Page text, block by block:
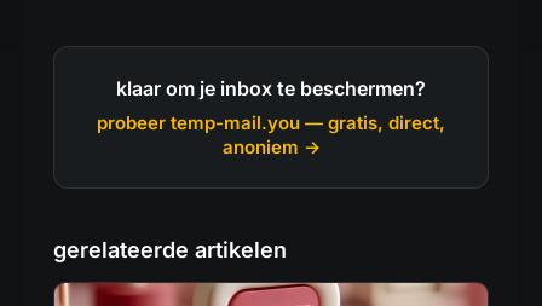
klaar om je inbox te beschermen?
probeer temp-mail.you — gratis, direct,
anoniem →
gerelateerde artikelen